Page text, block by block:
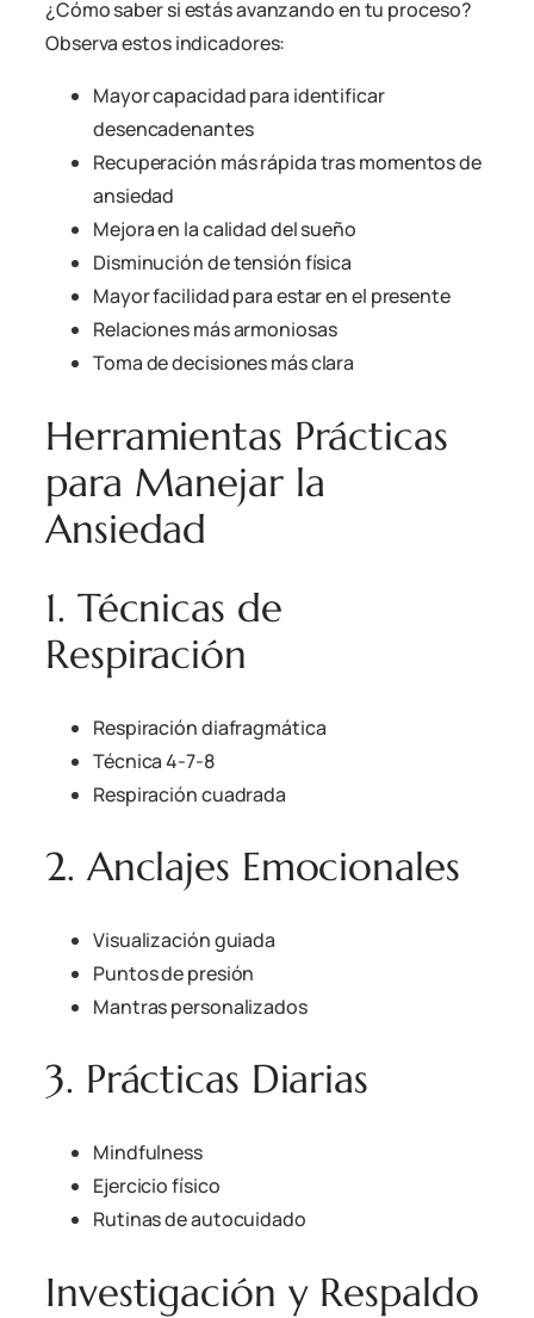
¿Cómo saber si estás avanzando en tu proceso?
Observa estos indicadores:
Mayor capacidad para identificar
desencadenantes
Recuperación más rápida tras momentos de
ansiedad
Mejora en la calidad del sueño
Disminución de tensión física
Mayor facilidad para estar en el presente
Relaciones más armoniosas
Toma de decisiones más clara
Herramientas Prácticas
para Manejar la
Ansiedad
1. Técnicas de
Respiración
Respiración diafragmática
Técnica 4-7-8
Respiración cuadrada
2. Anclajes Emocionales
Visualización guiada
Puntos de presión
Mantras personalizados
3. Prácticas Diarias
Mindfulness
Ejercicio físico
Rutinas de autocuidado
Investigación y Respaldo